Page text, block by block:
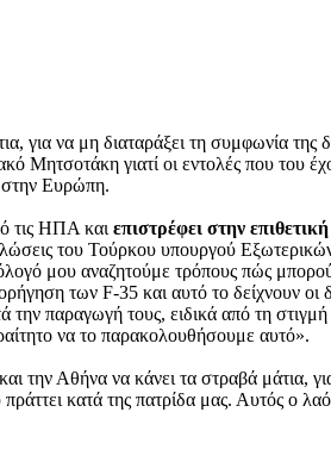
για να μη διαταράξει τη συμφωνία
Μητσοτάκη γιατί οι εντολές που του
στην Ευρώπη.
τις ΗΠΑ καιεπιστρέφει στην
του Τούρκου υπουργού
μου αναζητούμε τρόπους πώς
των F-35 και αυτό το δείχνουν οι
την παραγωγή τους, ειδικά από τη
να το παρακολουθήσουμε αυτό».
την Αθήνα να κάνει τα στραβά
κατά της πατρίδα μας. Αυτός ο